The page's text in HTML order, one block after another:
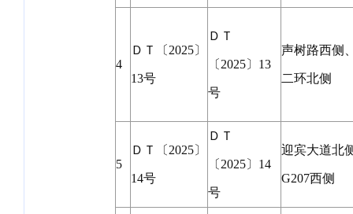
4
ＤＴ〔2025〕
13号
ＤＴ
〔2025〕13
号
声树路西侧
二环北侧
5
ＤＴ〔2025〕
14号
ＤＴ
〔2025〕14
号
迎宾大道北
G207西侧